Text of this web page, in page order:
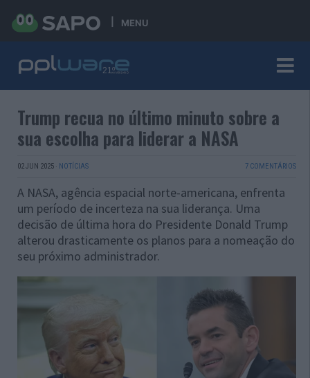
MENU
Trump recua no último minuto sobre a
sua escolha para liderar a NASA
02 JUN 2025 · NOTÍCIAS 7 COMENTÁRIOS
A NASA, agência espacial norte-americana, enfrenta
um período de incerteza na sua liderança. Uma
decisão de última hora do Presidente Donald Trump
alterou drasticamente os planos para a nomeação do
seu próximo administrador.